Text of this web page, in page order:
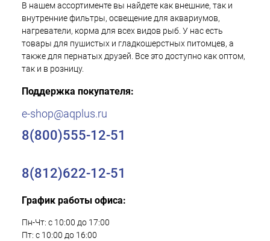
В нашем ассортименте вы найдете как внешние, так и
внутренние фильтры, освещение для аквариумов,
нагреватели, корма для всех видов рыб. У нас есть
товары для пушистых и гладкошерстных питомцев, а
также для пернатых друзей. Все это доступно как оптом,
так и в розницу.
Поддержка покупателя:
e-shop@aqplus.ru
8(800)555-12-51
8(812)622-12-51
График работы офиса:
Пн-Чт: с 10:00 до 17:00
Пт: с 10:00 до 16:00